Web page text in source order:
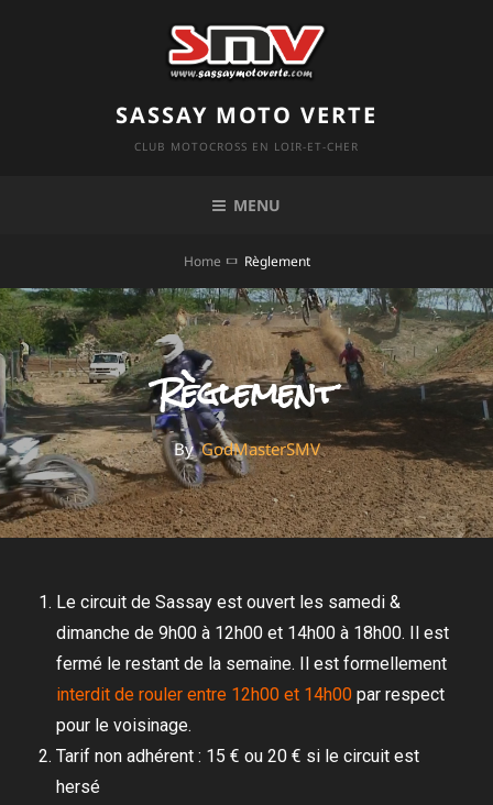
SASSAY MOTO VERTE
CLUB MOTOCROSS EN LOIR-ET-CHER
MENU
Home Règlement
Règlement
By GodMasterSMV
Le circuit de Sassay est ouvert les samedi &
dimanche de 9h00 à 12h00 et 14h00 à 18h00. Il est
fermé le restant de la semaine. Il est formellement
interdit de rouler entre 12h00 et 14h00 par respect
pour le voisinage.
Tarif non adhérent : 15 € ou 20 € si le circuit est
hersé